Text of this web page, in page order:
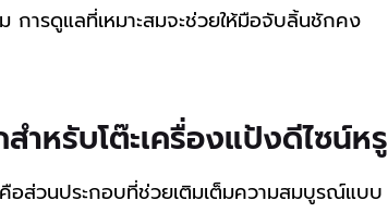
ารดูแลที่เหมาะสมจะช่วยให้มือจับลิ้นชักคง
หรับโต๊ะเครื่องแป้งดีไซน์หรู
อส่วนประกอบที่ช่วยเติมเต็มความสมบูรณ์แบบ